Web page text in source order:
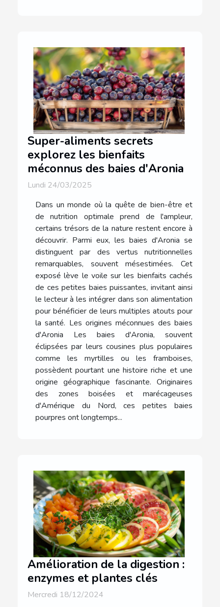
Super-aliments secrets
explorez les bienfaits
méconnus des baies d'Aronia
Lundi 24/03/2025
Dans un monde où la quête de bien-être et
de nutrition optimale prend de l'ampleur,
certains trésors de la nature restent encore à
découvrir. Parmi eux, les baies d'Aronia se
distinguent par des vertus nutritionnelles
remarquables, souvent mésestimées. Cet
exposé lève le voile sur les bienfaits cachés
de ces petites baies puissantes, invitant ainsi
le lecteur à les intégrer dans son alimentation
pour bénéficier de leurs multiples atouts pour
la santé. Les origines méconnues des baies
d'Aronia Les baies d'Aronia, souvent
éclipsées par leurs cousines plus populaires
comme les myrtilles ou les framboises,
possèdent pourtant une histoire riche et une
origine géographique fascinante. Originaires
des zones boisées et marécageuses
d'Amérique du Nord, ces petites baies
pourpres ont longtemps...
Amélioration de la digestion :
enzymes et plantes clés
Mercredi 18/12/2024